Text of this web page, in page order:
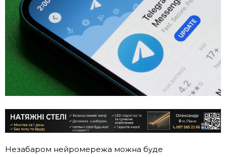
Незабаром нейромережа можна буде